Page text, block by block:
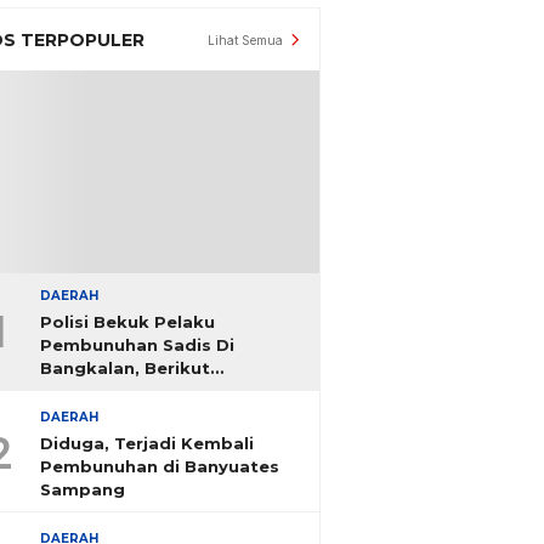
TERPOPULER Lihat Semua
DAERAH
Polisi Bekuk Pelaku
Pembunuhan Sadis Di
Bangkalan, Berikut
DAERAH
Diduga, Terjadi Kembali
Pembunuhan di Banyuates
Sampang
DAERAH